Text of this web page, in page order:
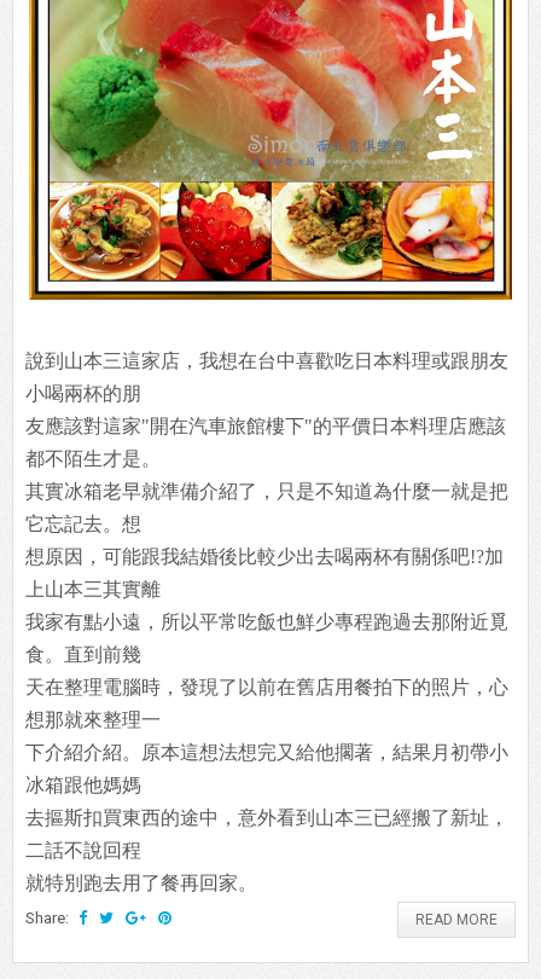
說到山本三這家店，我想在台中喜歡吃日本料理或跟朋友
小喝兩杯的朋
友應該對這家"開在汽車旅館樓下"的平價日本料理店應該
都不陌生才是。
其實冰箱老早就準備介紹了，只是不知道為什麼一就是把
它忘記去。想
想原因，可能跟我結婚後比較少出去喝兩杯有關係吧!?加
上山本三其實離
我家有點小遠，所以平常吃飯也鮮少專程跑過去那附近覓
食。直到前幾
天在整理電腦時，發現了以前在舊店用餐拍下的照片，心
想那就來整理一
下介紹介紹。原本這想法想完又給他擱著，結果月初帶小
冰箱跟他媽媽
去摳斯扣買東西的途中，意外看到山本三已經搬了新址，
二話不說回程
就特別跑去用了餐再回家。
Share: READ MORE